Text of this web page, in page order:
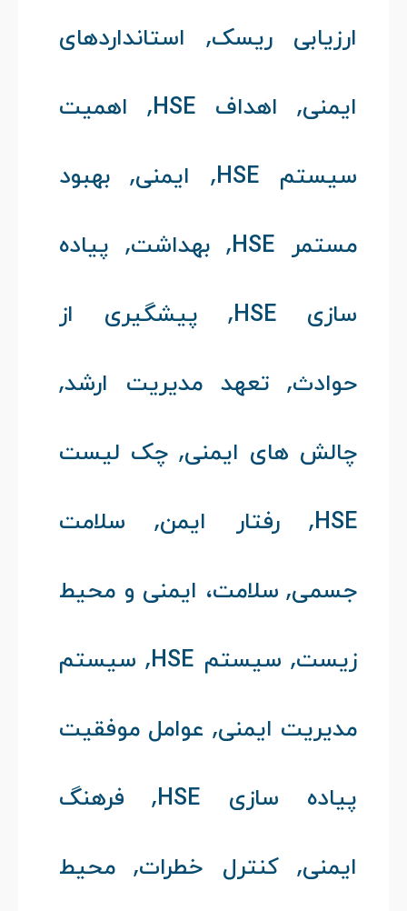
ارزیابی ریسک, استانداردهای
ایمنی, اهداف HSE , اهمیت
سیستم HSE , ایمنی, بهبود
مستمر HSE , بهداشت, پیاده
سازی HSE , پیشگیری از
حوادث, تعهد مدیریت ارشد,
چالش های ایمنی, چک‌ لیست
HSE
, رفتار ایمن, سلامت
جسمی, سلامت، ایمنی و محیط
زیست, سیستم HSE , سیستم
مدیریت ایمنی, عوامل موفقیت
پیاده سازی HSE , فرهنگ
ایمنی,کنترل خطرات, محیط